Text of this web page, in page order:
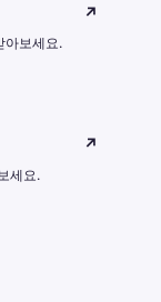
↗
아보세요.
↗
세요.